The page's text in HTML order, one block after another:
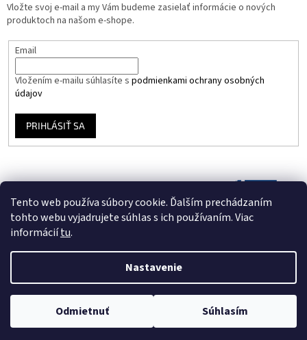
Tento web používa súbory cookie. Ďalším prechádzaním
tohto webu vyjadrujete súhlas s ich používaním. Viac
informáciítu.
Nastavenie
Odmietnuť Súhlasím
Vložte svoj e-mail a my Vám budeme zasielať informácie o nových
produktoch na našom e-shope.
Email
Vložením e-mailu súhlasíte s podmienkami ochrany osobných
údajov
PRIHLÁSIŤ SA
Vytvoril Shoptet
Copyright 2026Vinyloveplatne.sk . Všetky práva vyhradené.